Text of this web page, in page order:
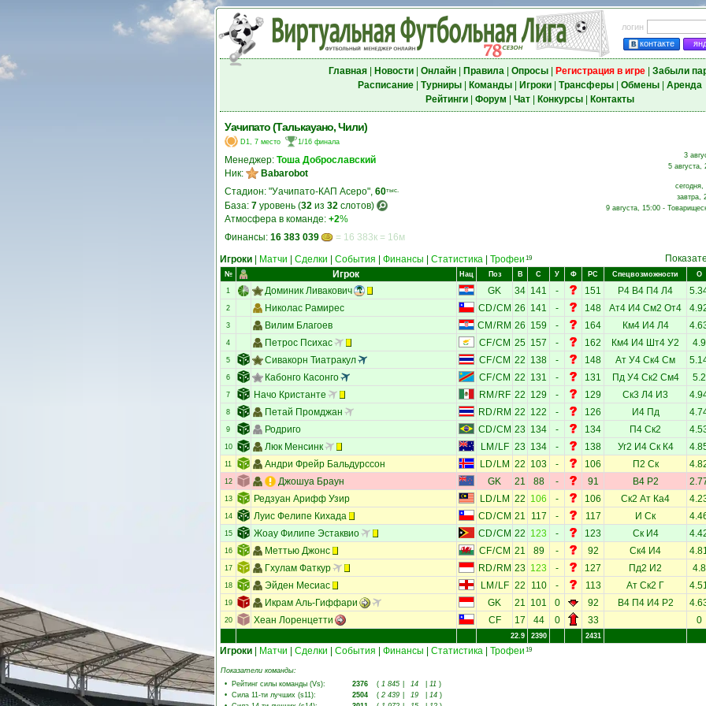
логин
контакте
Главная| Новости| Онлайн| Правила| Опросы| Регистрация в игре| Забыли
Расписание| Турниры| Команды| Игроки| Трансферы| Обмены| Аренда
Рейтинги| Форум Чат| Конкурсы| Контакты
Уачипато (Талькауано, Чили)
D1, 7 место 1/16 финала
Менеджер: Тоша Доброславский
Ник:
Babarobot
Стадион: "Уачипато-КАП Асеро", 60тыс.
База: 7 уровень (32 из 32 слотов)
Атмосфера в команде: +2%
Финансы: 16 383 039 = 16 383к = 16м
3
5
завтра,
9 августа, 15:00 -
Игроки Матчи Сделки События Финансы Статистика Трофеи 19
№ Игрок Нац Поз В С У Ф РС Спецвозможности О
1 Доминик Ливакович GK 34 141 - 151 Р4 В4 П4 Л4
2 Николас Рамирес CD/CM 26 141 - 148 Ат4 И4 См2 От4
3 Вилим Благоев CM / RM 26 159 - 164 Км4 И4 Л4
4 Петрос Психас CF/CM 25 157 - 162 Км4 И4 Шт4 У2 4.9
5 Сивакорн Тиатракул CF/CM 22 138 - 148 Ат У4 Ск4 См
6 Кабонго Касонго CF/CM 22 131 - 131 Пд У4 Ск2 См4 5.2
7 Начо Кристанте RM /RF 22 129 - 129 Ск3 Л4 И3
8 Петай Промджан RD/RM 22 122 - 126 И4 Пд
9 Родриго CD/CM 23 134 - 134 П4 Ск2
10 Люк Менсинк LM /LF 23 134 - 138 Уг2 И4 Ск К4
11 Андри Фрейр Бальдурссон LD/LM 22 103 - 106 П2 Ск
12 Джошуа Браун GK 21 88 - 91 В4 Р2
13 Редзуан Арифф Узир LD/LM 22 106 - 106 Ск2 Ат Ка4
14 Луис Фелипе Кихада CD/CM 21 117 - 117 И Ск
15 Жоау Филипе Эстаквио CD/CM 22 123 - 123 Ск И4
16 Меттью Джонс CF/CM 21 89 - 92 Ск4 И4
17 Гхулам Фаткур RD/RM 23 123 - 127 Пд2 И2 4.8
18 Эйден Месиас LM /LF 22 110 - 113 Ат Ск2 Г
19 Икрам Аль-Гиффари GK 21 101 0 92 В4 П4 И4 Р2
20 Хеан Лоренцетти CF 17 44 0 33 0
22.9 2390 2431
Игроки Матчи Сделки События Финансы Статистика Трофеи 19
Показатели команды:
• Рейтинг силы команды (Vs): 2376 ( 1 845 14 11 )
• Сила 11-ти лучших (s11): 2504 ( 2 439 19 14 )